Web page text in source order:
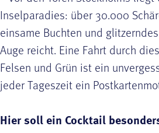
Inselparadies: über 30.000
einsame Buchten und
Auge reicht. Eine Fahrt durch
Felsen und Grün ist ein
jeder Tageszeit ein
Hier soll ein Cocktail